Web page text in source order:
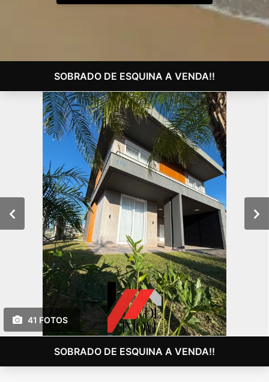
SOBRADO DE ESQUINA A VENDA!!
41 FOTOS
SOBRADO DE ESQUINA A VENDA!!